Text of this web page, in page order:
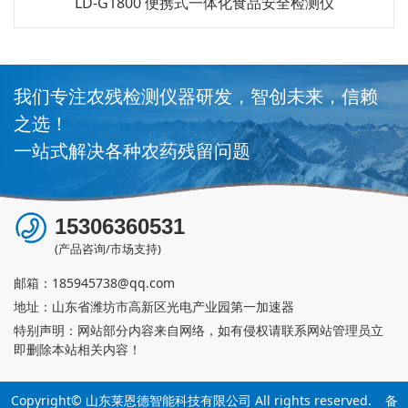
我们专注农残检测仪器研发，智创未来，信赖
之选！
一站式解决各种农药残留问题
15306360531
(产品咨询/市场支持)
邮箱： 185945738@qq.com
地址：山东省潍坊市高新区光电产业园第一加速器
特别声明：网站部分内容来自网络，如有侵权请联系网站管理员立
即删除本站相关内容！
Copyright© 山东莱恩德智能科技有限公司 All rights reserved. 备